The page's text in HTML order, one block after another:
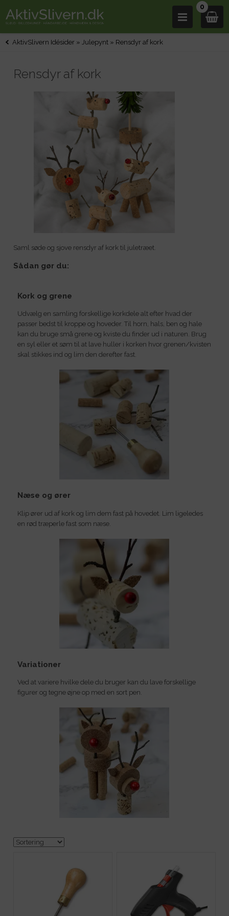
0
AktivSlivern Idésider »Julepynt » Rensdyr af kork
Rensdyr af kork
Saml søde og sjove rensdyr af kork til juletræet.
Sådan gør du:
Kork og grene
Udvælg en samling forskellige korkdele alt efter hvad der
passer bedst til kroppe og hoveder. Til horn, hals, ben og hale
kan du bruge små grene og kviste du finder ud i naturen. Brug
en syl eller et søm til at lave huller i korken hvor grenen/kvisten
skal stikkes ind og lim den derefter fast.
Næse og ører
Klip ører ud af kork og lim dem fast på hovedet. Lim ligeledes
en rød træperle fast som næse.
Variationer
Ved at variere hvilke dele du bruger kan du lave forskellige
figurer og tegne øjne op med en sort pen.